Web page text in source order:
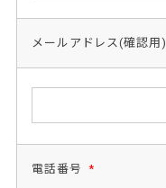
メールアドレス(確認用)
電話番号 *